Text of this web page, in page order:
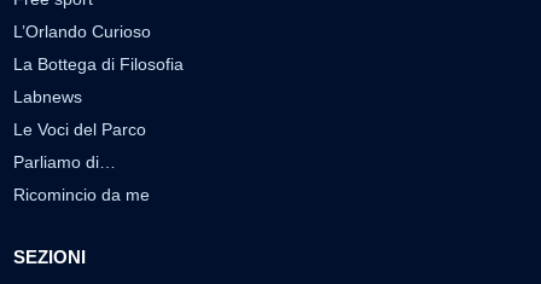
L’Orlando Curioso
La Bottega di Filosofia
Labnews
Le Voci del Parco
Parliamo di…
Ricomincio da me
SEZIONI